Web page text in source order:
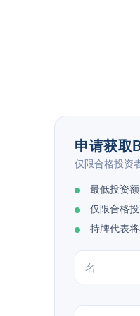
申请获取
仅限合格投资
最低投资
仅限合格
持牌代表